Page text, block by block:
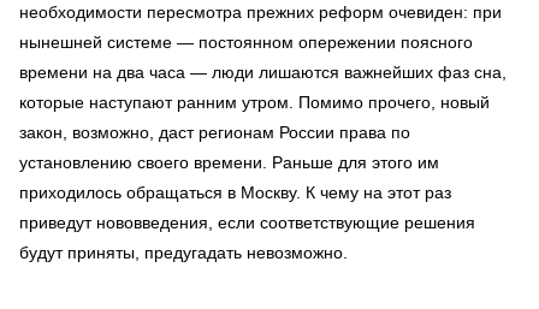
необходимости пересмотра прежних реформ очевиден: при
нынешней системе — постоянном опережении поясного
времени на два часа — люди лишаются важнейших фаз сна,
которые наступают ранним утром. Помимо прочего, новый
закон, возможно, даст регионам России права по
установлению своего времени. Раньше для этого им
приходилось обращаться в Москву. К чему на этот раз
приведут нововведения, если соответствующие решения
будут приняты, предугадать невозможно.